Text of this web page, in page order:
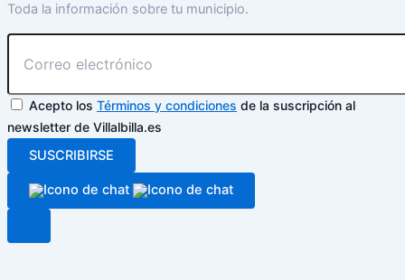
Toda la información sobre tu municipio.
Acepto los Términos y condiciones de la suscripción al
newsletter de Villalbilla.es
SUSCRIBIRSE